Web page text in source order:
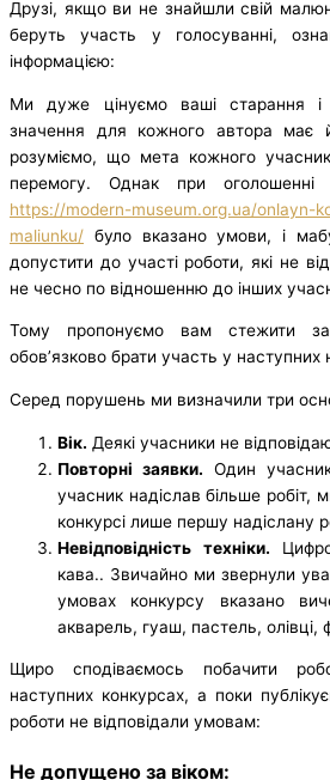
Друзі, якщо ви не знайшли свій
беруть участь у голосуванні,
інформацією:
Ми дуже цінуємо ваші старання і
значення для кожного автора має
розуміємо, що мета кожного
перемогу. Однак при оголошенні
https://modern-museum.org.ua/onlayn-
maliunku/ було вказано умови, і
допустити до участі роботи, які не
не чесно по відношенню до інших
Тому пропонуємо вам стежити
обов’язково брати участь у наступних
Серед порушень ми визначили три
Вік. Деякі учасники не
Повторні заявки. Один
учасник надіслав більше робіт,
конкурсі лише першу надіслану
Невідповідність техніки.
кава.. Звичайно ми звернули
умовах конкурсу вказано
акварель, гуаш, пастель, олівці,
Щиро сподіваємось побачити
наступних конкурсах, а поки
роботи не відповідали умовам:
Не допущено за віком: